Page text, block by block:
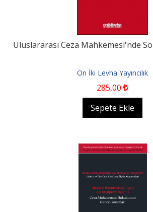
Uluslararası Ceza Mahkemesi'nde
On İki Levha Yayıncılık
285,00
Sepete Ekle